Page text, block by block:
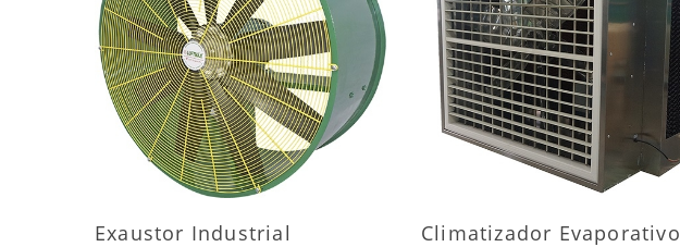
MAIS INFORMAÇÕES
Exaustor Industrial
MAIS INFORMAÇÕES
Climatizador Evaporativo